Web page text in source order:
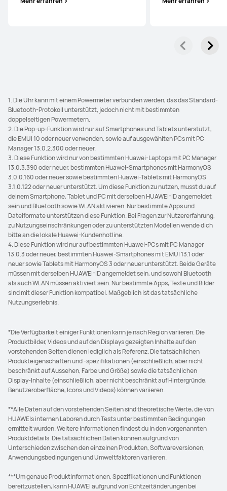
1. Die Uhr kann mit einem Powermeter verbunden werden, das das Standard-
Bluetooth-Protokoll unterstützt, jedoch nicht mit bestimmten
doppelseitigen Powermetern.
2. Die Pop-up-Funktion wird nur auf Smartphones und Tablets unterstützt,
die EMUI 10 oder neuer verwenden, sowie auf ausgewählten PCs mit PC
Manager 13.0.2.300 oder neuer.
3. Diese Funktion wird nur von bestimmten Huawei-Laptops mit PC Manager
13.0.3.390 oder neuer, bestimmten Huawei-Smartphones mit HarmonyOS
3.0.0.160 oder neuer sowie bestimmten Huawei-Tablets mit HarmonyOS
3.1.0.122 oder neuer unterstützt. Um diese Funktion zu nutzen, musst du auf
deinem Smartphone, Tablet und PC mit derselben HUAWEI-ID angemeldet
sein und Bluetooth sowie WLAN aktivieren. Nur bestimmte Apps und
Dateiformate unterstützen diese Funktion. Bei Fragen zur Nutzererfahrung,
zu Nutzungseinschränkungen oder zu unterstützten Modellen wende dich
bitte an die lokale Huawei-Kundenhotline.
4. Diese Funktion wird nur auf bestimmten Huawei-PCs mit PC Manager
13.0.3 oder neuer, bestimmten Huawei-Smartphones mit EMUI 13.1 oder
neuer sowie Tablets mit HarmonyOS 3 oder neuer unterstützt. Beide Geräte
müssen mit derselben HUAWEI-ID angemeldet sein, und sowohl Bluetooth
als auch WLAN müssen aktiviert sein. Nur bestimmte Apps, Texte und Bilder
sind mit dieser Funktion kompatibel. Maßgeblich ist das tatsächliche
Nutzungserlebnis.
*Die Verfügbarkeit einiger Funktionen kann je nach Region variieren. Die
Produktbilder, Videos und auf den Displays gezeigten Inhalte auf den
vorstehenden Seiten dienen lediglich als Referenz. Die tatsächlichen
Produkteigenschaften und -spezifikationen (einschließlich, aber nicht
beschränkt auf Aussehen, Farbe und Größe) sowie die tatsächlichen
Display-Inhalte (einschließlich, aber nicht beschränkt auf Hintergründe,
Benutzeroberfläche, Icons und Videos) können variieren.
**Alle Daten auf den vorstehenden Seiten sind theoretische Werte, die von
HUAWEIs internen Laboren durch Tests unter bestimmten Bedingungen
ermittelt wurden. Weitere Informationen findest du in den vorgenannten
Produktdetails. Die tatsächlichen Daten können aufgrund von
Unterschieden zwischen den einzelnen Produkten, Softwareversionen,
Anwendungsbedingungen und Umweltfaktoren variieren.
***Um genaue Produktinformationen, Spezifikationen und Funktionen
bereitzustellen, kann HUAWEI aufgrund von Echtzeitänderungen bei